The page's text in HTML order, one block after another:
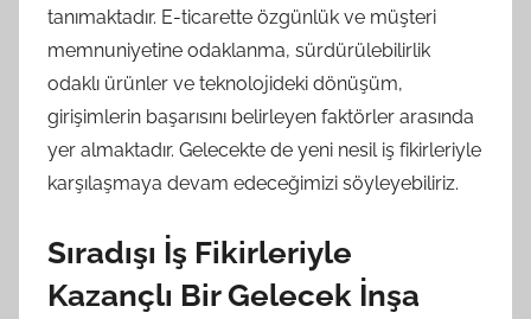
tanımaktadır. E-ticarette özgünlük ve müşteri
memnuniyetine odaklanma, sürdürülebilirlik
odaklı ürünler ve teknolojideki dönüşüm,
girişimlerin başarısını belirleyen faktörler arasında
yer almaktadır. Gelecekte de yeni nesil iş fikirleriyle
karşılaşmaya devam edeceğimizi söyleyebiliriz.
Sıradışı İş Fikirleriyle
Kazançlı Bir Gelecek İnşa